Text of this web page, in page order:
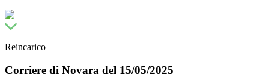
Reincarico
Corriere di Novara del 15/05/2025